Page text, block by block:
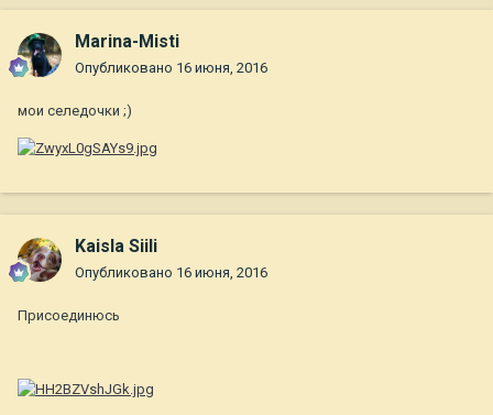
Marina-Misti
Опубликовано 16 июня, 2016
мои селедочки ;)
Kaisla Siili
Опубликовано 16 июня, 2016
Присоединюсь